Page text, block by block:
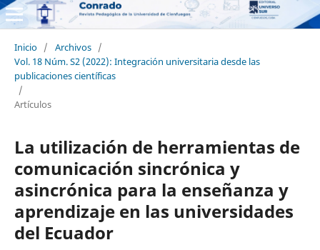
Inicio / Archivos /
Vol. 18 Núm. S2 (2022): Integración universitaria desde las
publicaciones científicas
/
Artículos
La utilización de herramientas de
comunicación sincrónica y
asincrónica para la enseñanza y
aprendizaje en las universidades
del Ecuador